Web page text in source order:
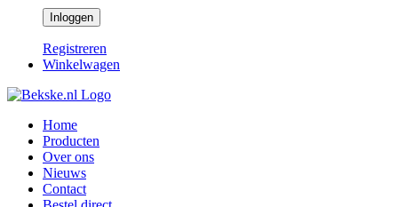
Registreren
Winkelwagen
Home
Producten
Over ons
Nieuws
Contact